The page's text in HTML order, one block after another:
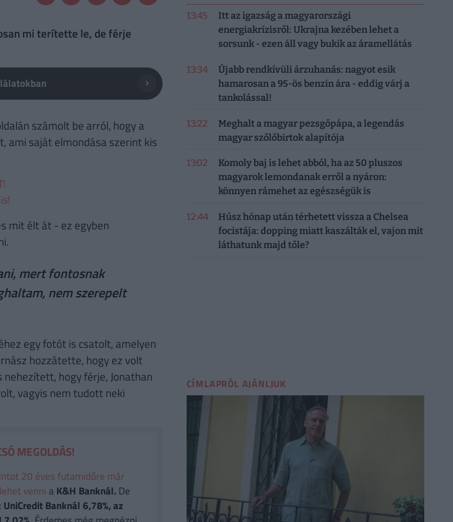
mi terítette le, de férje
számolt be arról, hogy a
ami saját elmondása szerint kis
mit élt át - ez egyben
mert fontosnak
nem szerepelt
egy fotót is csatolt, amelyen
hozzátette, hogy ez volt
hogy férje, Jonathan
vagyis nem tudott neki
MEGOLDÁS!
20 éves futamidőre már
venni a K&H Banknál.De
UniCredit Banknál 6,78%, az
13:45
Itt az igazság a magyarországi
energiakrízisről: Ukrajna kezében lehet a
sorsunk - ezen áll vagy bukik az áramellátás
13:34
Újabb rendkívüli árzuhanás: nagyot esik
hamarosan a 95-ös benzin ára - eddig várj a
tankolással!
13:22
Meghalt a magyar pezsgőpápa, a legendás
magyar szőlőbirtok alapítója
13:02
Komoly baj is lehet abból, ha az 50 pluszos
magyarok lemondanak erről a nyáron:
könnyen rámehet az egészségük is
12:44
Húsz hónap után térhetett vissza a Chelsea
focistája: dopping miatt kaszálták el, vajon mit
láthatunk majd tőle?
CÍMLAPRÓL AJÁNLJUK